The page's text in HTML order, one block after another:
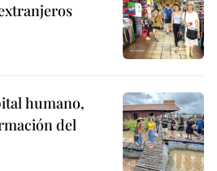
humano,
del